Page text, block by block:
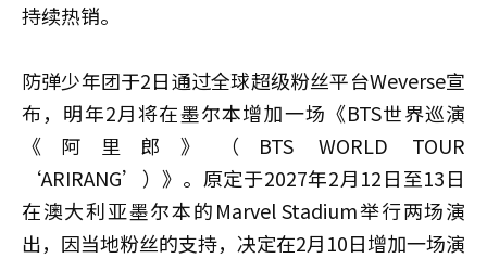
持续热销。
防弹少年团于2日通过全球超级粉丝平台Weverse宣
布，明年2月将在墨尔本增加一场《BTS世界巡演
《阿里郎》（BTS WORLD TOUR
‘ARIRANG’）》。原定于2027年2月12日至13日
在澳大利亚墨尔本的Marvel Stadium举行两场演
出，因当地粉丝的支持，决定在2月10日增加一场演